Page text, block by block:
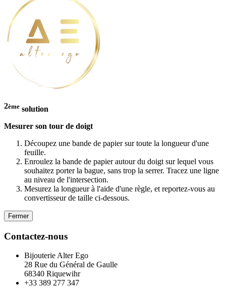
2ème solution
Mesurer son tour de doigt
Découpez une bande de papier sur toute la longueur d'une
feuille.
Enroulez la bande de papier autour du doigt sur lequel vous
souhaitez porter la bague, sans trop la serrer. Tracez une ligne
au niveau de l'intersection.
Mesurez la longueur à l'aide d'une règle, et reportez-vous au
convertisseur de taille ci-dessous.
Fermer
Contactez-nous
Bijouterie Alter Ego
28 Rue du Général de Gaulle
68340 Riquewihr
+33 389 277 347